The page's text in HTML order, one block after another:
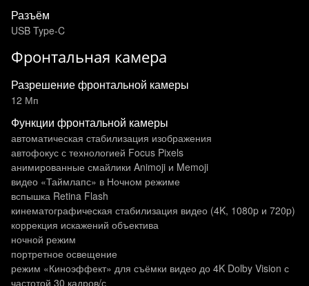
Разъём
USB Type-C
Фронтальная камера
Разрешение фронтальной камеры
12 Мп
Функции фронтальной камеры
автоматическая стабилизация изображения
автофокус с технологией Focus Pixels
анимированные смайлики Animoji и Memoji
видео «Таймлапс» в Ночном режиме
вспышка Retina Flash
кинематографическая стабилизация видео (4K, 1080p и 720p)
коррекция искажений объектива
ночной режим
портретное освещение
режим «Киноэффект» для съёмки видео до 4K Dolby Vision с
частотой 30 кадров/с